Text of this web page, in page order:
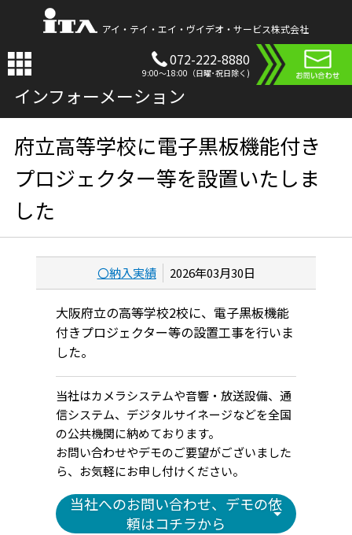
アイ・テイ・エイ・ヴイデオ・サービス株式会社
072-222-8880
9:00〜18:00（日曜･祝日除く)
インフォーメーション
府立高等学校に電子黒板機能付き
プロジェクター等を設置いたしま
した
〇納入実績 2026年03月30日
大阪府立の高等学校2校に、電子黒板機能
付きプロジェクター等の設置工事を行いま
した。
当社はカメラシステムや音響・放送設備、通
信システム、デジタルサイネージなどを全国
の公共機関に納めております。
お問い合わせやデモのご要望がございました
ら、お気軽にお申し付けください。
当社へのお問い合わせ、デモの依
頼はコチラから